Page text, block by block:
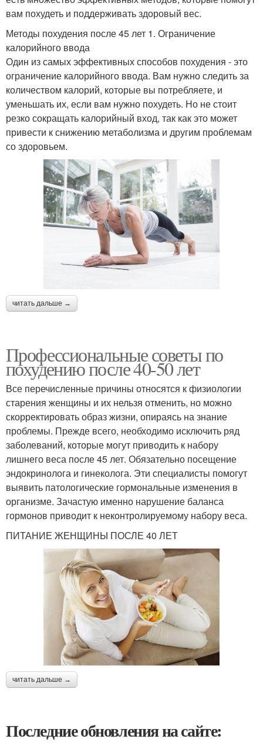
вам похудеть и поддерживать здоровый вес.
Методы похудения после 45 лет 1. Ограничение
калорийного ввода
Один из самых эффективных способов похудения - это
ограничение калорийного ввода. Вам нужно следить за
количеством калорий, которые вы потребляете, и
уменьшать их, если вам нужно похудеть. Но не стоит
резко сокращать калорийный вход, так как это может
привести к снижению метаболизма и другим проблемам
со здоровьем.
читать дальше →
Профессиональные советы по
похудению после 40-50 лет
Все перечисленные причины относятся к физиологии
старения женщины и их нельзя отменить, но можно
скорректировать образ жизни, опираясь на знание
проблемы. Прежде всего, необходимо исключить ряд
заболеваний, которые могут приводить к набору
лишнего веса после 45 лет. Обязательно посещение
эндокринолога и гинеколога. Эти специалисты помогут
выявить патологические гормональные изменения в
организме. Зачастую именно нарушение баланса
гормонов приводит к неконтролируемому набору веса.
ПИТАНИЕ ЖЕНЩИНЫ ПОСЛЕ 40 ЛЕТ
читать дальше →
Последние обновления на сайте: